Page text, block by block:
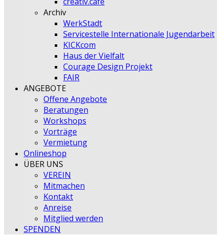
Archiv
WerkStadt
Servicestelle Internationale Jugendarbeit
KICKcom
Haus der Vielfalt
Courage Design Projekt
FAIR
ANGEBOTE
Offene Angebote
Beratungen
Workshops
Vorträge
Vermietung
Onlineshop
ÜBER UNS
VEREIN
Mitmachen
Kontakt
Anreise
Mitglied werden
SPENDEN